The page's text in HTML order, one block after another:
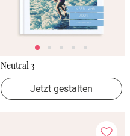
Neutral 3
Jetzt gestalten